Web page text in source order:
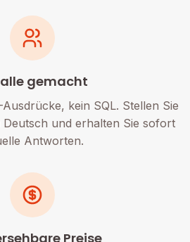
alle gemacht
kein SQL. Stellen Sie
und erhalten Sie sofort
Antworten.
Preise